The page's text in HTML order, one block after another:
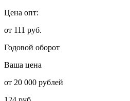
Цена опт:
от 111 руб.
Годовой оборот
Ваша цена
от 20 000 рублей